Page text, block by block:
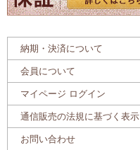
納期・決済について
会員について
マイページ ログイン
通信販売の法規に基づく表示
お問い合わせ